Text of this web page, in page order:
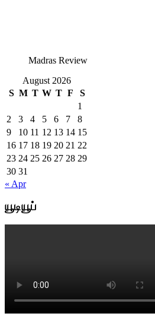
Madras Review
August 2026
S M T W T F
S
1
2
3 4 5 6 7
8
9
10 11 12 13 14 15
16 17 18 19 20 21 22
23 24 25 26 27 28 29
30 31
« Apr
யூடியூப்